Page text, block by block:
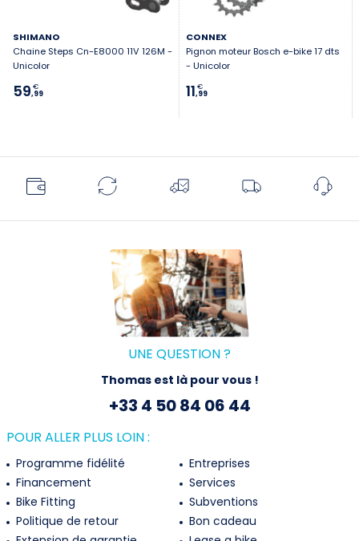
SHIMANO
Chaine Steps Cn-E8000 11V 126M -
Unicolor
59,99
€
CONNEX
Pignon moteur Bosch e-bike 17 dts
- Unicolor
11,99
€
UNE QUESTION ?
Thomas est là pour vous !
+33 4 50 84 06 44
POUR ALLER PLUS LOIN :
Programme fidélité
Entreprises
Financement
Services
Bike Fitting
Subventions
Politique de retour
Bon cadeau
×
Ce site Web utilise des
cookies